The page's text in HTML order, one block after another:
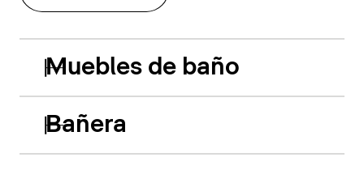
Muebles de baño
Bañera